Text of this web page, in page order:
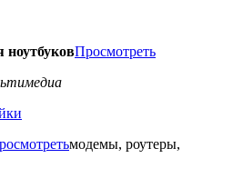
ноутбуковПросмотреть
модемы, роутеры,